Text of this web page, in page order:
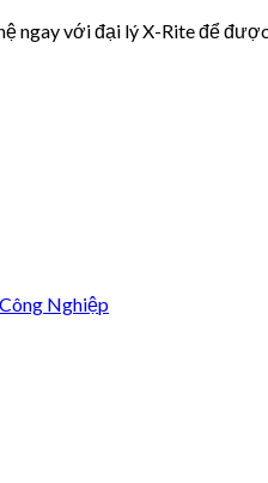
hệ ngay với đại lý X-Rite để
Nghiệp